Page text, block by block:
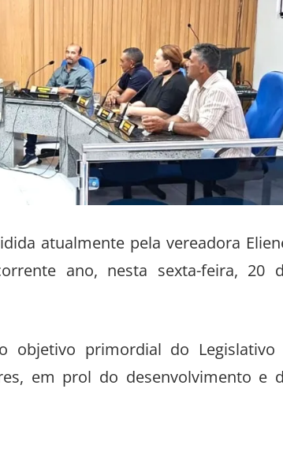
atualmente pela vereadora
ano, nesta sexta-feira, 20
objetivo primordial do Legislativo
em prol do desenvolvimento e